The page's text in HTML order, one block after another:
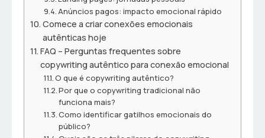
Anúncios pagos: impacto emocional rápido
Comece a criar conexões emocionais
autênticas hoje
FAQ – Perguntas frequentes sobre
copywriting autêntico para conexão emocional
O que é copywriting autêntico?
Por que o copywriting tradicional não
funciona mais?
Como identificar gatilhos emocionais do
público?